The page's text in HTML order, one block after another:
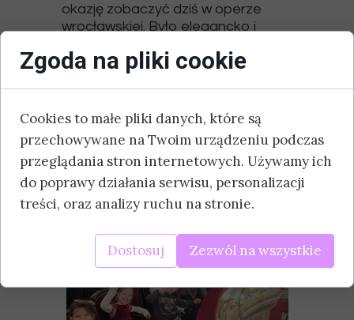
okazję zobaczyć dziś w operze
wrocławskiej. Było elegancko i
Zgoda na pliki cookie
Cookies to małe pliki danych, które są
przechowywane na Twoim urządzeniu podczas
przeglądania stron internetowych. Używamy ich
do poprawy działania serwisu, personalizacji
treści, oraz analizy ruchu na stronie.
Dostosuj Zezwól na wszystkie